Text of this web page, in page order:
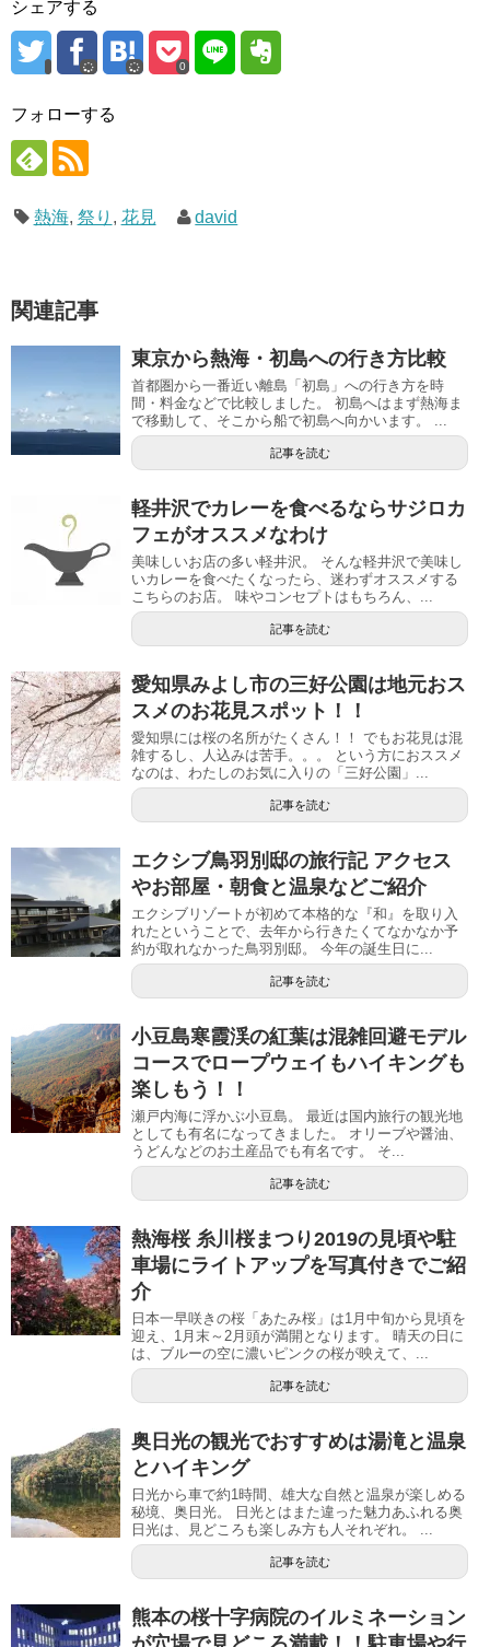
シェアする
0
フォローする
熱海, 祭り , 花見 david
関連記事
東京から熱海・初島への行き方比較
首都圏から一番近い離島「初島」への行き方を時
間・料金などで比較しました。 初島へはまず熱海ま
で移動して、そこから船で初島へ向かいます。 ...
記事を読む
軽井沢でカレーを食べるならサジロカ
フェがオススメなわけ
美味しいお店の多い軽井沢。 そんな軽井沢で美味し
いカレーを食べたくなったら、迷わずオススメする
こちらのお店。 味やコンセプトはもちろん、...
記事を読む
愛知県みよし市の三好公園は地元おス
スメのお花見スポット！！
愛知県には桜の名所がたくさん！！ でもお花見は混
雑するし、人込みは苦手。。。 という方におススメ
なのは、わたしのお気に入りの「三好公園」...
記事を読む
エクシブ鳥羽別邸の旅行記 アクセス
やお部屋・朝食と温泉などご紹介
エクシブリゾートが初めて本格的な『和』を取り入
れたということで、去年から行きたくてなかなか予
約が取れなかった鳥羽別邸。 今年の誕生日に...
記事を読む
小豆島寒霞渓の紅葉は混雑回避モデル
コースでロープウェイもハイキングも
楽しもう！！
瀬戸内海に浮かぶ小豆島。 最近は国内旅行の観光地
としても有名になってきました。 オリーブや醤油、
うどんなどのお土産品でも有名です。 そ...
記事を読む
熱海桜 糸川桜まつり2019の見頃や駐
車場にライトアップを写真付きでご紹
介
日本一早咲きの桜「あたみ桜」は1月中旬から見頃を
迎え、1月末～2月頭が満開となります。 晴天の日に
は、ブルーの空に濃いピンクの桜が映えて、...
記事を読む
奥日光の観光でおすすめは湯滝と温泉
とハイキング
日光から車で約1時間、雄大な自然と温泉が楽しめる
秘境、奥日光。 日光とはまた違った魅力あふれる奥
日光は、見どころも楽しみ方も人それぞれ。 ...
記事を読む
熊本の桜十字病院のイルミネーション